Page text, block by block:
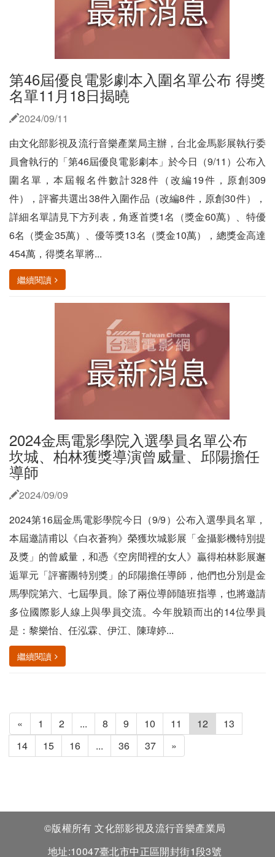
第46屆優良電影劇本入圍名單公布 得獎
名單11月18日揭曉
2024/09/11
由文化部影視及流行音樂產業局主辦，台北金馬影展執行委
員會執行的「第46屆優良電影劇本」於今日（9/11）公布入
圍名單，本屆報名件數計328件（改編19件，原創309
件），評審共選出38件入圍作品（改編8件，原創30件），
詳細名單請見下方列表，角逐首獎1名（獎金60萬）、特優
6名（獎金35萬）、優等獎13名（獎金10萬），總獎金高達
454萬，得獎名單將...
繼續閱讀
2024金馬電影學院入選學員名單公布
坎城、柏林獲獎導演曾威量、邱陽擔任
導師
2024/09/09
2024第16屆金馬電影學院今日（9/9）公布入選學員名單，
本屆邀請甫以《白衣蒼狗》榮獲坎城影展「金攝影機特別提
及獎」的曾威量，和憑《空房間裡的女人》贏得柏林影展邂
逅單元「評審團特別獎」的邱陽擔任導師，他們也分別是金
馬學院第六、七屆學員。除了兩位導師隨班指導，也將邀請
多位國際影人線上與學員交流。今年脫穎而出的14位學員
是：黎樂怡、任泓霖、伊江、陳瑋婷...
繼續閱讀
« 1 2 ... 8 9 10 11 12
13
14
15 16 ... 36 37 »
©版權所有 文化部影視及流行音樂產業局
地址:10047臺北市中正區開封街1段3號